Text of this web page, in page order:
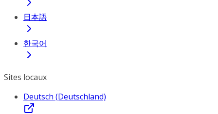
日本語
한국어
Sites locaux
Deutsch (Deutschland)